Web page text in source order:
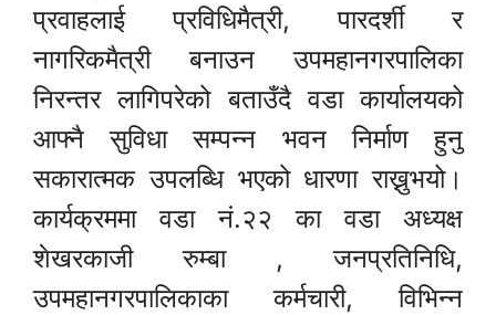
प्रवाहलाई प्रविधिमैत्री, पारदर्शी र
नागरिकमैत्री बनाउन उपमहानगरपालिका
निरन्तर लागिपरेको बताउँदै वडा कार्यालयको
आफ्नै सुविधा सम्पन्न भवन निर्माण हुनु
सकारात्मक उपलब्धि भएको धारणा राख्नुभयो।
कार्यक्रममा वडा नं.२२ का वडा अध्यक्ष
शेखरकाजी रुम्बा , जनप्रतिनिधि,
उपमहानगरपालिकाका कर्मचारी, विभिन्न